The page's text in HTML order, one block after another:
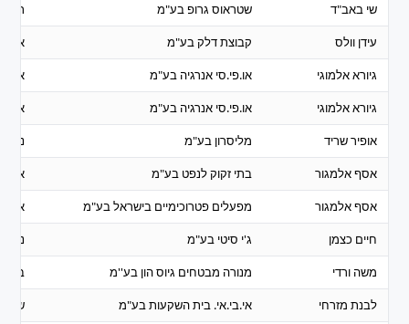
שי באב"ד
שטראוס גרופ בע"מ
עידן וולס
קבוצת דלק בע"מ
גיורא אלמוגי
או.פי.סי אנרגיה בע"מ
גיורא אלמוגי
או.פי.סי אנרגיה בע"מ
אופיר שריד
מליסרון בע"מ
אסף אלמגור
בתי זקוק לנפט בע"מ
אסף אלמגור
מפעלים פטרוכימיים בישראל בע"מ
חיים כצמן
ג'י סיטי בע"מ
משה ורדי
מנורה מבטחים גיוס הון בע''מ
לבנת מזרחי
אי.בי.אי. בית השקעות בע"מ